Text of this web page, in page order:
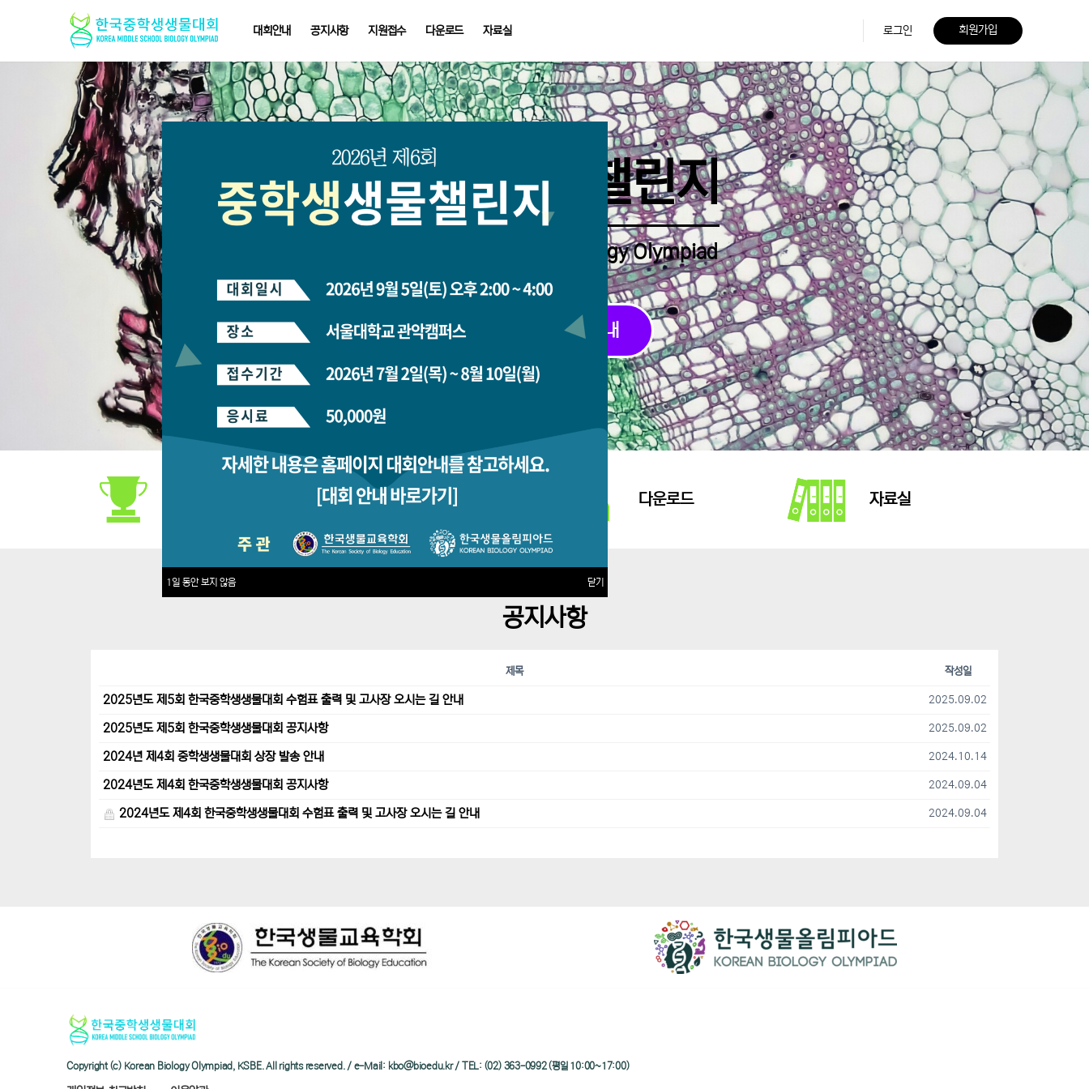
대회안내 공지사항 지원접수 다운로드 자료실 로그인 회원가입
중학생생물챌린지
Middle School Korea Biology Olympiad
2026 대회 접수 안내
지원접수 다운로드 자료실
공지사항
제목 작성일
2025년도 제5회 한국중학생생물대회 수험표 출력 및 고사장 오시는 길 안내 2025.09.02
2025년도 제5회 한국중학생생물대회 공지사항 2025.09.02
2024년 제4회 중학생생물대회 상장 발송 안내 2024.10.14
2024년도 제4회 한국중학생생물대회 공지사항 2024.09.04
2024년도 제4회 한국중학생생물대회 수험표 출력 및 고사장 오시는 길 안내 2024.09.04
Copyright (c) Korean Biology Olympiad, KSBE. All rights reserved. / e-Mail: kbo@bioedu.kr / TEL: (02) 363-0992 (평일 10:00~17:00)
1일 동안 보지 않음 닫기